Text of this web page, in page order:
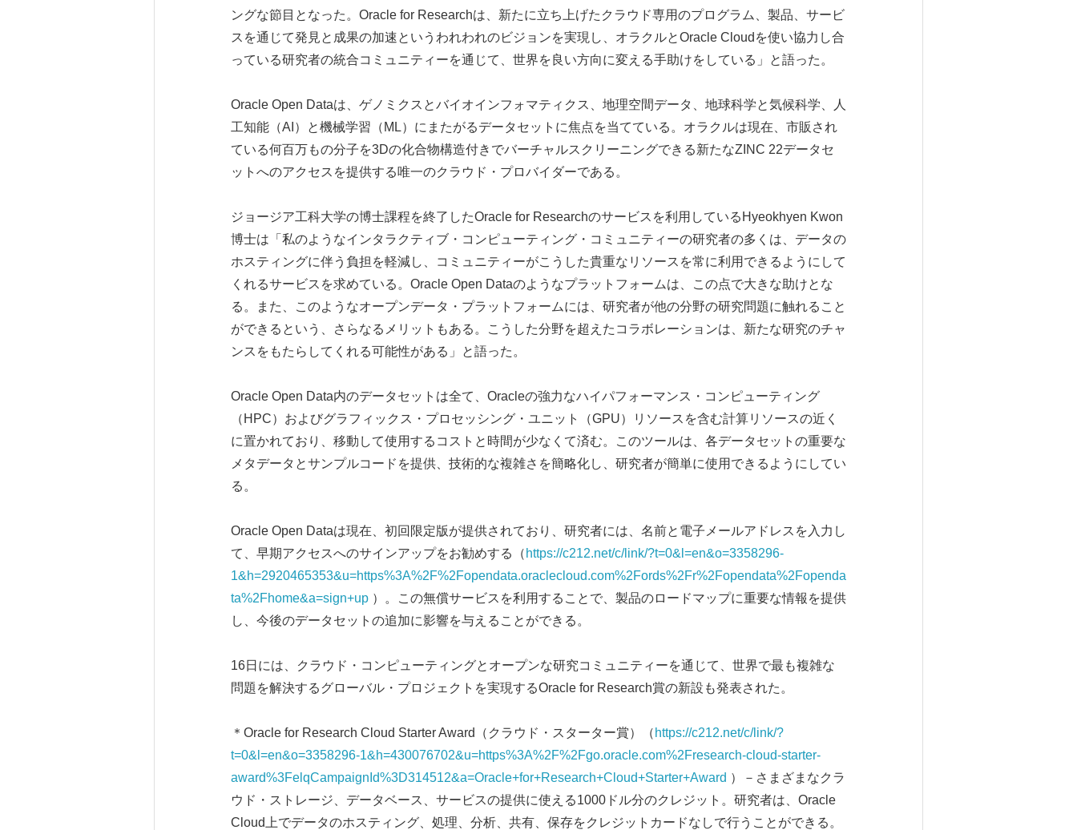
ングな節目となった。Oracle for Researchは、新たに立ち上げたクラウド専用のプログラム、製品、サービ
スを通じて発見と成果の加速というわれわれのビジョンを実現し、オラクルとOracle Cloudを使い協力し合
っている研究者の統合コミュニティーを通じて、世界を良い方向に変える手助けをしている」と語った。
Oracle Open Dataは、ゲノミクスとバイオインフォマティクス、地理空間データ、地球科学と気候科学、人
工知能（AI）と機械学習（ML）にまたがるデータセットに焦点を当てている。オラクルは現在、市販され
ている何百万もの分子を3Dの化合物構造付きでバーチャルスクリーニングできる新たなZINC 22データセ
ットへのアクセスを提供する唯一のクラウド・プロバイダーである。
ジョージア工科大学の博士課程を終了したOracle for Researchのサービスを利用しているHyeokhyen Kwon
博士は「私のようなインタラクティブ・コンピューティング・コミュニティーの研究者の多くは、データの
ホスティングに伴う負担を軽減し、コミュニティーがこうした貴重なリソースを常に利用できるようにして
くれるサービスを求めている。Oracle Open Dataのようなプラットフォームは、この点で大きな助けとな
る。また、このようなオープンデータ・プラットフォームには、研究者が他の分野の研究問題に触れること
ができるという、さらなるメリットもある。こうした分野を超えたコラボレーションは、新たな研究のチャ
ンスをもたらしてくれる可能性がある」と語った。
Oracle Open Data内のデータセットは全て、Oracleの強力なハイパフォーマンス・コンピューティング
（HPC）およびグラフィックス・プロセッシング・ユニット（GPU）リソースを含む計算リソースの近く
に置かれており、移動して使用するコストと時間が少なくて済む。このツールは、各データセットの重要な
メタデータとサンプルコードを提供、技術的な複雑さを簡略化し、研究者が簡単に使用できるようにしてい
る。
Oracle Open Dataは現在、初回限定版が提供されており、研究者には、名前と電子メールアドレスを入力し
て、早期アクセスへのサインアップをお勧めする（ https://c212.net/c/link/?t=0&l=en&o=3358296-
1&h=2920465353&u=https%3A%2F%2Fopendata.oraclecloud.com%2Fords%2Fr%2Fopendata%2Fopenda
ta%2Fhome&a=sign+up）。この無償サービスを利用することで、製品のロードマップに重要な情報を提供
し、今後のデータセットの追加に影響を与えることができる。
16日には、クラウド・コンピューティングとオープンな研究コミュニティーを通じて、世界で最も複雑な
問題を解決するグローバル・プロジェクトを実現するOracle for Research賞の新設も発表された。
＊Oracle for Research Cloud Starter Award（クラウド・スターター賞）（ https://c212.net/c/link/?
t=0&l=en&o=3358296-1&h=430076702&u=https%3A%2F%2Fgo.oracle.com%2Fresearch-cloud-starter-
award%3FelqCampaignId%3D314512&a=Oracle+for+Research+Cloud+Starter+Award ）－さまざまなクラ
ウド・ストレージ、データベース、サービスの提供に使える1000ドル分のクレジット。研究者は、Oracle
Cloud上でデータのホスティング、処理、分析、共有、保存をクレジットカードなしで行うことができる。